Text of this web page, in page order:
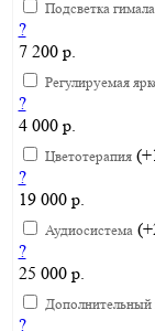
Подсветка
?
7 200 р.
Регулируемая
?
4 000 р.
Цветотерапия
?
19 000 р.
Аудиосистема
?
25 000 р.
Дополнительный
?